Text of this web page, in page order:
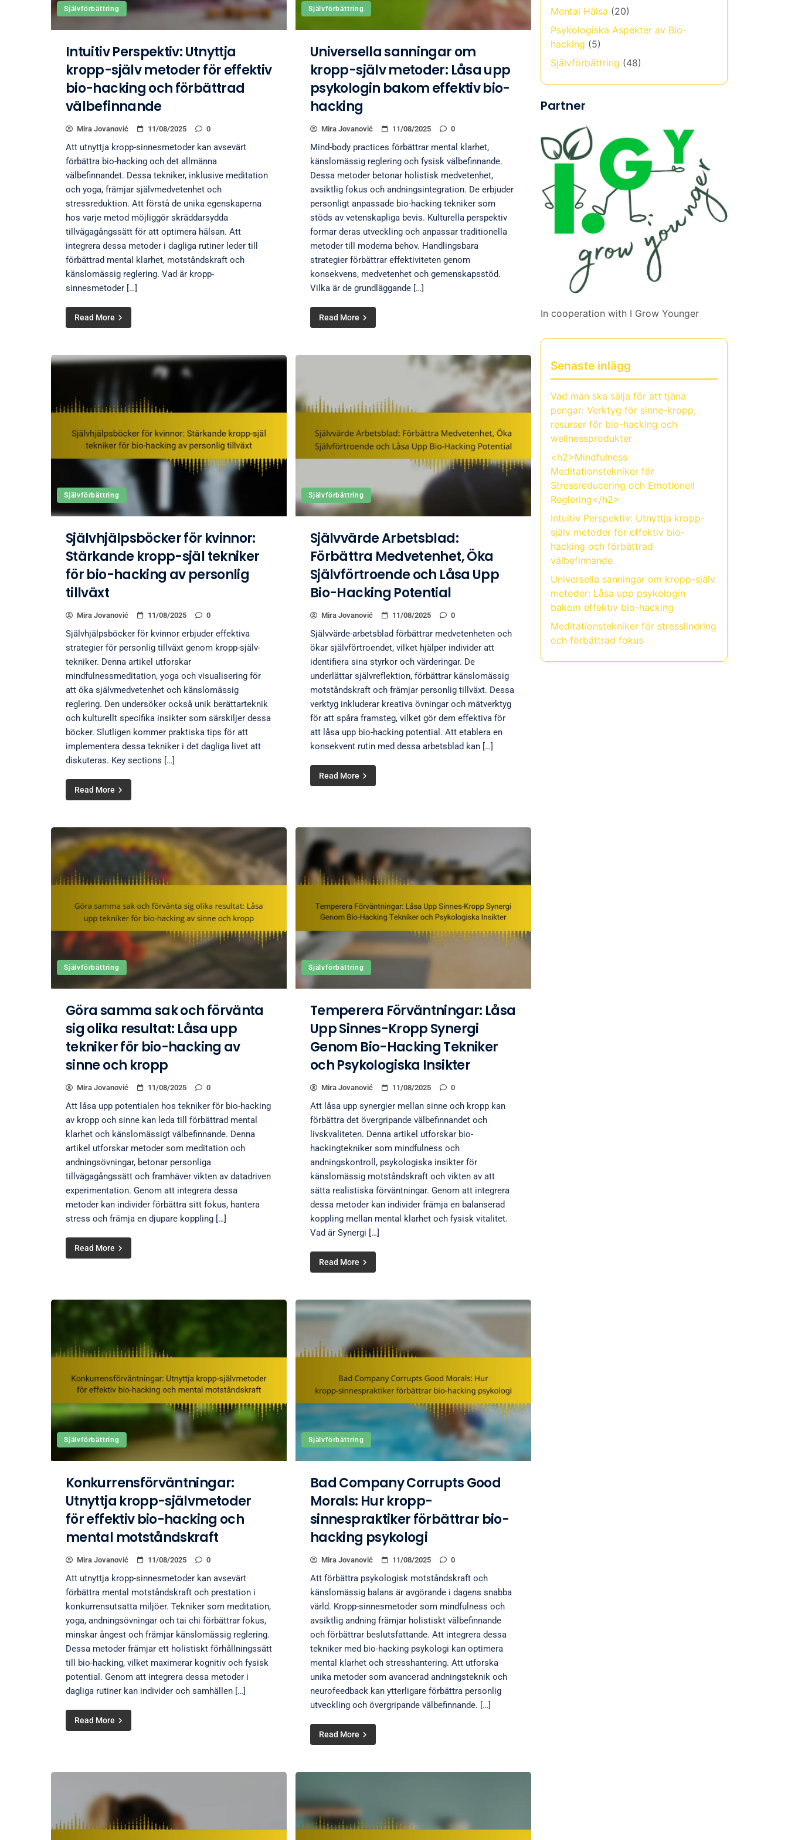
Självförbättring
Intuitiv Perspektiv: Utnyttja
kropp-själv metoder för effektiv
bio-hacking och förbättrad
välbefinnande
Mira Jovanović 11/08/2025 0
Att utnyttja kropp-sinnesmetoder kan avsevärt
förbättra bio-hacking och det allmänna
välbefinnandet. Dessa tekniker, inklusive meditation
och yoga, främjar självmedvetenhet och
stressreduktion. Att förstå de unika egenskaperna
hos varje metod möjliggör skräddarsydda
tillvägagångssätt för att optimera hälsan. Att
integrera dessa metoder i dagliga rutiner leder till
förbättrad mental klarhet, motståndskraft och
känslomässig reglering. Vad är kropp-
sinnesmetoder […]
Read More
Självförbättring
Universella sanningar om
kropp-själv metoder: Låsa upp
psykologin bakom effektiv bio-
hacking
Mira Jovanović 11/08/2025 0
Mind-body practices förbättrar mental klarhet,
känslomässig reglering och fysisk välbefinnande.
Dessa metoder betonar holistisk medvetenhet,
avsiktlig fokus och andningsintegration. De erbjuder
personligt anpassade bio-hacking tekniker som
stöds av vetenskapliga bevis. Kulturella perspektiv
formar deras utveckling och anpassar traditionella
metoder till moderna behov. Handlingsbara
strategier förbättrar effektiviteten genom
konsekvens, medvetenhet och gemenskapsstöd.
Vilka är de grundläggande […]
Read More
Självförbättring
Självhjälpsböcker för kvinnor:
Stärkande kropp-själ tekniker
för bio-hacking av personlig
tillväxt
Mira Jovanović 11/08/2025 0
Självhjälpsböcker för kvinnor erbjuder effektiva
strategier för personlig tillväxt genom kropp-själv-
tekniker. Denna artikel utforskar
mindfulnessmeditation, yoga och visualisering för
att öka självmedvetenhet och känslomässig
reglering. Den undersöker också unik berättarteknik
och kulturellt specifika insikter som särskiljer dessa
böcker. Slutligen kommer praktiska tips för att
implementera dessa tekniker i det dagliga livet att
diskuteras. Key sections […]
Read More
Självförbättring
Självvärde Arbetsblad:
Förbättra Medvetenhet, Öka
Självförtroende och Låsa Upp
Bio-Hacking Potential
Mira Jovanović 11/08/2025 0
Självvärde-arbetsblad förbättrar medvetenheten och
ökar självförtroendet, vilket hjälper individer att
identifiera sina styrkor och värderingar. De
underlättar självreflektion, förbättrar känslomässig
motståndskraft och främjar personlig tillväxt. Dessa
verktyg inkluderar kreativa övningar och mätverktyg
för att spåra framsteg, vilket gör dem effektiva för
att låsa upp bio-hacking potential. Att etablera en
konsekvent rutin med dessa arbetsblad kan […]
Read More
Självförbättring
Göra samma sak och förvänta
sig olika resultat: Låsa upp
tekniker för bio-hacking av
sinne och kropp
Mira Jovanović 11/08/2025 0
Att låsa upp potentialen hos tekniker för bio-hacking
av kropp och sinne kan leda till förbättrad mental
klarhet och känslomässigt välbefinnande. Denna
artikel utforskar metoder som meditation och
andningsövningar, betonar personliga
tillvägagångssätt och framhäver vikten av datadriven
experimentation. Genom att integrera dessa
metoder kan individer förbättra sitt fokus, hantera
stress och främja en djupare koppling […]
Read More
Självförbättring
Temperera Förväntningar: Låsa
Upp Sinnes-Kropp Synergi
Genom Bio-Hacking Tekniker
och Psykologiska Insikter
Mira Jovanović 11/08/2025 0
Att låsa upp synergier mellan sinne och kropp kan
förbättra det övergripande välbefinnandet och
livskvaliteten. Denna artikel utforskar bio-
hackingtekniker som mindfulness och
andningskontroll, psykologiska insikter för
känslomässig motståndskraft och vikten av att
sätta realistiska förväntningar. Genom att integrera
dessa metoder kan individer främja en balanserad
koppling mellan mental klarhet och fysisk vitalitet.
Vad är Synergi […]
Read More
Självförbättring
Konkurrensförväntningar:
Utnyttja kropp-självmetoder
för effektiv bio-hacking och
mental motståndskraft
Mira Jovanović 11/08/2025 0
Att utnyttja kropp-sinnesmetoder kan avsevärt
förbättra mental motståndskraft och prestation i
konkurrensutsatta miljöer. Tekniker som meditation,
yoga, andningsövningar och tai chi förbättrar fokus,
minskar ångest och främjar känslomässig reglering.
Dessa metoder främjar ett holistiskt förhållningssätt
till bio-hacking, vilket maximerar kognitiv och fysisk
potential. Genom att integrera dessa metoder i
dagliga rutiner kan individer och samhällen […]
Read More
Självförbättring
Bad Company Corrupts Good
Morals: Hur kropp-
sinnespraktiker förbättrar bio-
hacking psykologi
Mira Jovanović 11/08/2025 0
Att förbättra psykologisk motståndskraft och
känslomässig balans är avgörande i dagens snabba
värld. Kropp-sinnesmetoder som mindfulness och
avsiktlig andning främjar holistiskt välbefinnande
och förbättrar beslutsfattande. Att integrera dessa
tekniker med bio-hacking psykologi kan optimera
mental klarhet och stresshantering. Att utforska
unika metoder som avancerad andningsteknik och
neurofeedback kan ytterligare förbättra personlig
utveckling och övergripande välbefinnande. […]
Read More
Mental Hälsa (20)
Psykologiska Aspekter av Bio-
hacking (5)
Självförbättring (48)
Partner
In cooperation with I Grow Younger
Senaste inlägg
Vad man ska sälja för att tjäna
pengar: Verktyg för sinne-kropp,
resurser för bio-hacking och
wellnessprodukter
<h2>Mindfulness
Meditationstekniker för
Stressreducering och Emotionell
Reglering</h2>
Intuitiv Perspektiv: Utnyttja kropp-
själv metoder för effektiv bio-
hacking och förbättrad
välbefinnande
Universella sanningar om kropp-själv
metoder: Låsa upp psykologin
bakom effektiv bio-hacking
Meditationstekniker för stresslindring
och förbättrad fokus